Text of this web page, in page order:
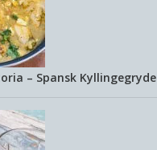
– Spansk Kyllingegryde